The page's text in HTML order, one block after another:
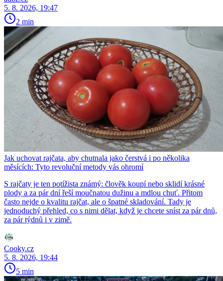
5. 8. 2026, 19:47
2 min
Jak uchovat rajčata, aby chutnala jako čerstvá i po několika
měsících: Tyto revoluční metody vás ohromí
S rajčaty je ten potížista známý: člověk koupí nebo sklidí krásné
plody a za pár dní řeší moučnatou dužinu a mdlou chuť. Přitom
často nejde o kvalitu rajčat, ale o špatné skladování. Tady je
jednoduchý přehled, co s nimi dělat, když je chcete sníst za pár dnů,
za pár týdnů i v zimě.
Cooky.cz
5. 8. 2026, 19:44
5 min